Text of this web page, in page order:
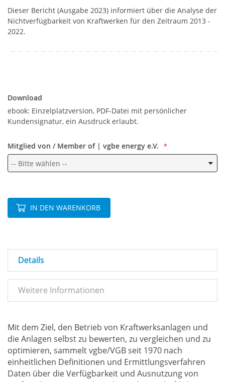
Dieser Bericht (Ausgabe 2023) informiert über die Analyse der
Nichtverfügbarkeit von Kraftwerken für den Zeitraum 2013 -
2022.
Download
ebook: Einzelplatzversion, PDF-Datei mit persönlicher
Kundensignatur, ein Ausdruck erlaubt.
Mitglied von / Member of | vgbe energy e.V.
IN DEN WARENKORB
Details
Weitere Informationen
Mit dem Ziel, den Betrieb von Kraftwerksanlagen und
die Anlagen selbst zu bewerten, zu vergleichen und zu
optimieren, sammelt vgbe/VGB seit 1970 nach
einheitlichen Definitionen und Ermittlungsverfahren
Daten über die Verfügbarkeit und Ausnutzung von